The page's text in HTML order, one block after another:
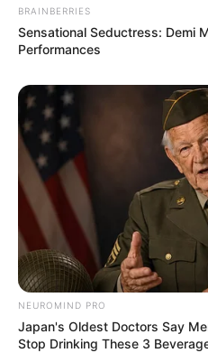
Auf einigen Seiten dieses
Angebote integriert. Wenn
dadurch der Preis ändert.
BRAINBERRIES
Sensational Seductress: Demi
Performances
NEUROMIND PRO
Japan's Oldest Doctors Say
Stop Drinking These 3